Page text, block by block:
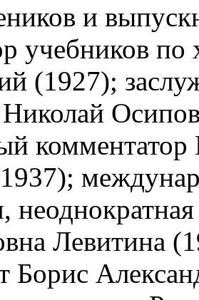
и
учебников
(1927);
комментатор
Левитина
Борис